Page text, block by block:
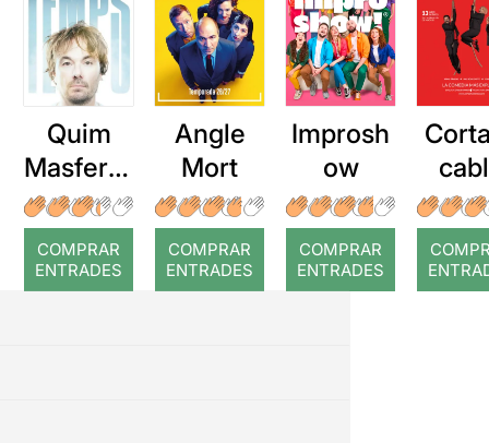
Quim
Masferre
r: Temps
COMPRAR
ENTRADES
Angle
Mort
COMPRAR
ENTRADES
Improsh
ow
COMPRAR
ENTRADES